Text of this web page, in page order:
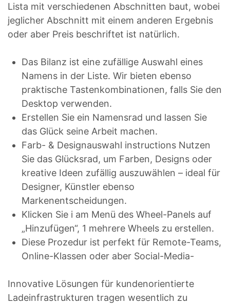
Lista mit verschiedenen Abschnitten baut, wobei
jeglicher Abschnitt mit einem anderen Ergebnis
oder aber Preis beschriftet ist natürlich.
Das Bilanz ist eine zufällige Auswahl eines
Namens in der Liste. Wir bieten ebenso
praktische Tastenkombinationen, falls Sie den
Desktop verwenden.
Erstellen Sie ein Namensrad und lassen Sie
das Glück seine Arbeit machen.
Farb- & Designauswahl instructions Nutzen
Sie das Glücksrad, um Farben, Designs oder
kreative Ideen zufällig auszuwählen – ideal für
Designer, Künstler ebenso
Markenentscheidungen.
Klicken Sie i am Menü des Wheel-Panels auf
„Hinzufügen“, 1 mehrere Wheels zu erstellen.
Diese Prozedur ist perfekt für Remote-Teams,
Online-Klassen oder aber Social-Media-
Innovative Lösungen für kundenorientierte
Ladeinfrastrukturen tragen wesentlich zu